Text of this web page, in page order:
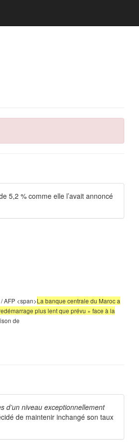
5,2 % comme elle l’avait annoncé
AFP <span>La banque centrale du Maroc a
plus lent que prévu » face à la
de
d’un niveau exceptionnellement
de maintenir inchangé son taux